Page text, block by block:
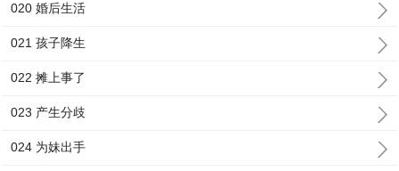
020 婚后生活
021 孩子降生
022 摊上事了
023 产生分歧
024 为妹出手